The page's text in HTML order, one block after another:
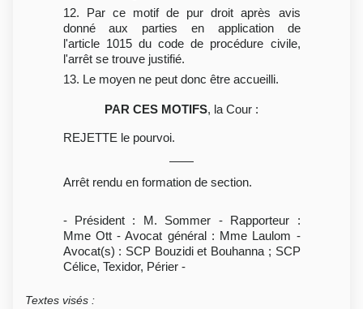
12. Par ce motif de pur droit après avis
donné aux parties en application de
l'article 1015 du code de procédure civile,
l'arrêt se trouve justifié.
13. Le moyen ne peut donc être accueilli.
PAR CES MOTIFS, la Cour :
REJETTE le pourvoi.
Arrêt rendu en formation de section.
- Président : M. Sommer - Rapporteur :
Mme Ott - Avocat général : Mme Laulom -
Avocat(s) : SCP Bouzidi et Bouhanna ; SCP
Célice, Texidor, Périer -
Textes visés :